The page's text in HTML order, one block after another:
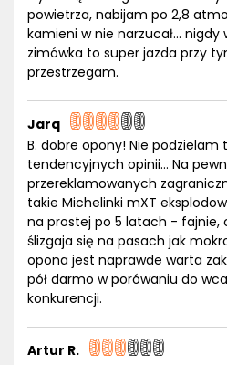
powietrza, nabijam po 2,8
kamieni w nie narzucał... nigdy
zimówka to super jazda przy
przestrzegam.
Jarq
B. dobre opony! Nie podzielam
tendencyjnych opinii... Na
przereklamowanych
takie Michelinki mXT
na prostej po 5 latach - fajnie,
ślizgaja się na pasach jak
opona jest naprawde warta
pół darmo w porówaniu do
konkurencji.
Artur R.